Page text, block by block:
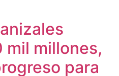
mil millones,
para